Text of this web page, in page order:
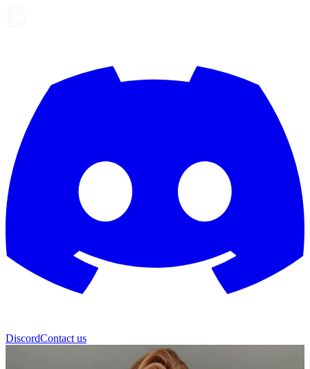
DiscordContact us